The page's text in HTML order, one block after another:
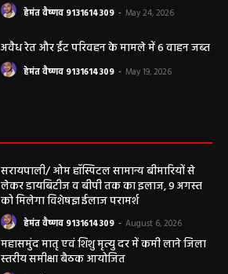
हेमंत वैष्णव 9131614309 - May 24, 2026
अवैध रेत और ईंट परिवहन के मामले में 6 वाहन जब्त
हेमंत वैष्णव 9131614309 - May 19, 2026
सरायपाली/ ओम हॉस्पिटल सामान्य बीमारियों से
लेकर डायबिटीज व बीपी तक का इलाज, 9 अगस्त
को मिलेगा विशेषज्ञ ईलाज परामर्श
हेमंत वैष्णव 9131614309 - August 6, 2026
महासमुंद मातृ एवं शिशु मृत्यु दर में कमी लाने जिला
स्तरीय समीक्षा बैठक आयोजित